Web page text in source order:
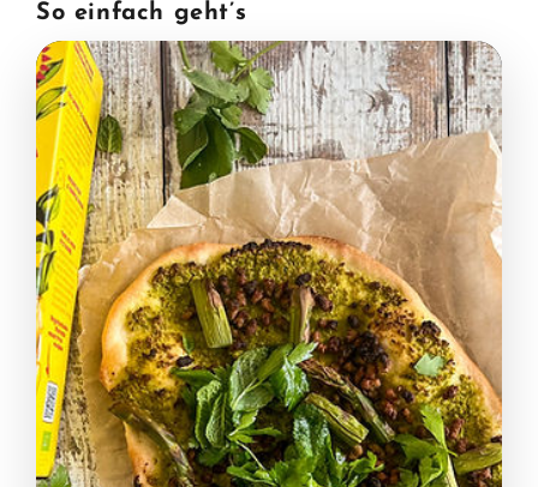
So einfach geht’s